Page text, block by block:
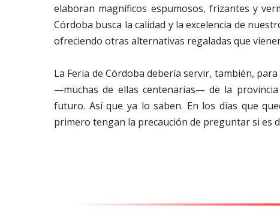
elaboran magníficos espumosos, frizantes y
Córdoba busca la calidad y la excelencia de
ofreciendo otras alternativas regaladas que
La Feria de Córdoba debería servir, también,
—muchas de ellas centenarias— de la
futuro. Así que ya lo saben. En los días que
primero tengan la precaución de preguntar si es